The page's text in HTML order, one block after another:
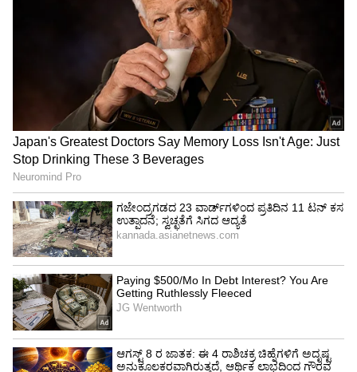
Asianet News
ವಿದ್ಯುತ್ ಸರಬರಾಜು ಸ್ಥಗಿತ
ಘಟನೆಯ ಮಾಹಿತಿ ತಿಳಿದ ಕೂಡಲೇ ವಿದ್ಯುತ್ ಇಲಾಖೆ ಮತ್ತು
ಸ್ಥಳೀಯ ಆಡಳಿತ ಸಿಬ್ಬಂದಿ ಸ್ಥಳಕ್ಕೆ ಧಾವಿಸಿದ್ದಾರೆ. ದೊಡ್ಡ
ಅನಾಹುತ ತಪ್ಪಿಸಲು ಆ ಪ್ರದೇಶದ ವಿದ್ಯುತ್ ಸರಬರಾಜನ್ನು
ತಕ್ಷಣವೇ ಸ್ಥಗಿತಗೊಳಿಸಲಾಗಿದೆ. ಅಧಿಕಾರಿಗಳು ಹಲವು
ಗಂಟೆಗಳ ಕಾಲ ಮನವೊಲಿಸಿದ ನಂತರ ವ್ಯಕ್ತಿ ಕೆಳಗೆ
ಇಳಿದಿದ್ದಾನೆ.